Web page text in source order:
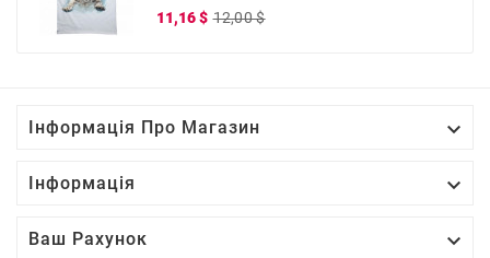
11,16 $ 12,00 $
Інформація Про Магазин 
Інформація 
Ваш Рахунок 